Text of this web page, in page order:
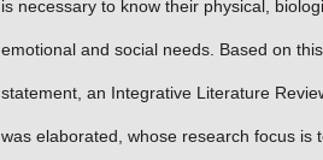
is necessary to know their physical,
emotional and social needs. Based on this
statement, an Integrative Literature
was elaborated, whose research focus is